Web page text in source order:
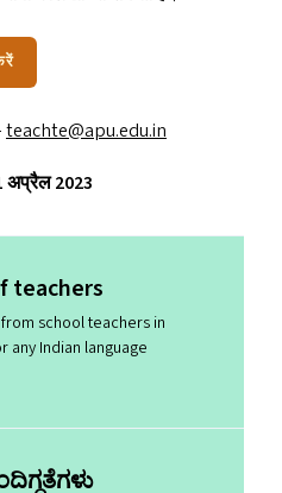
teachte@​apu.​edu.​in
अप्रैल 2023
teachers
school teachers in
any Indian language